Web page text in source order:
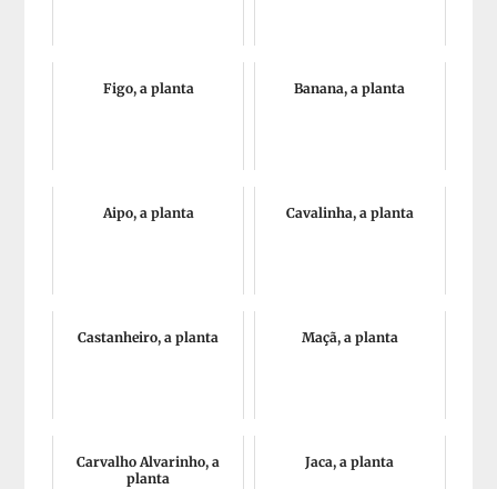
Figo, a planta Banana, a planta
Aipo, a planta Cavalinha, a planta
Castanheiro, a planta Maçã, a planta
Carvalho Alvarinho, a
planta
Jaca, a planta